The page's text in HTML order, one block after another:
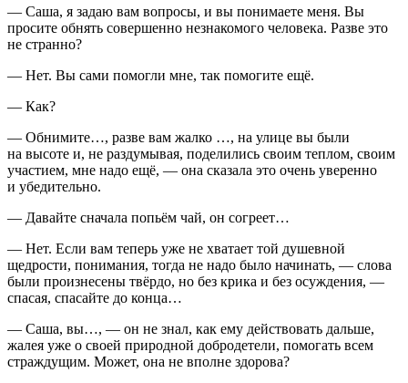
— Саша, я задаю вам вопросы, и вы понимаете меня. Вы
просите обнять совершенно незнакомого человека. Разве это
не странно?
— Нет. Вы сами помогли мне, так помогите ещё.
— Как?
— Обнимите…, разве вам жалко …, на улице вы были
на высоте и, не раздумывая, поделились своим теплом, своим
участием, мне надо ещё, — она сказала это очень уверенно
и убедительно.
— Давайте сначала попьём чай, он согреет…
— Нет. Если вам теперь уже не хватает той душевной
щедрости, понимания, тогда не надо было начинать, — слова
были произнесены твёрдо, но без крика и без осуждения, —
спасая, спасайте до конца…
— Саша, вы…, — он не знал, как ему действовать дальше,
жалея уже о своей природной добродетели, помогать всем
страждущим. Может, она не вполне здорова?